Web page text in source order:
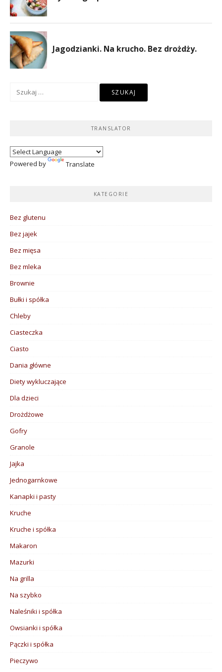
Szukaj:
TRANSLATOR
Powered by Translate
KATEGORIE
Bez glutenu
Bez jajek
Bez mięsa
Bez mleka
Brownie
Bułki i spółka
Chleby
Ciasteczka
Ciasto
Dania główne
Diety wykluczające
Dla dzieci
Drożdżowe
Gofry
Granole
Jajka
Jednogarnkowe
Kanapki i pasty
Kruche
Kruche i spółka
Makaron
Mazurki
Na grilla
Na szybko
Naleśniki i spółka
Owsianki i spółka
Pączki i spółka
Pieczywo